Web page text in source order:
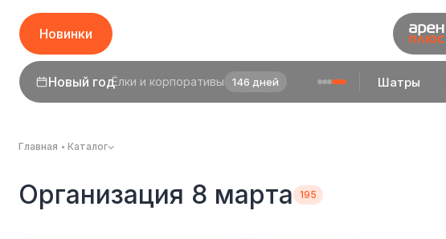
Новинки
1 сентябряДень знаний 24 дня Шатры
Главная Каталог
Организация 8 марта